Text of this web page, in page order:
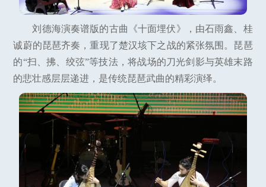
刘德海演奏谱版的古曲《十面埋伏》，由石雨鑫、桂
诚蔚的琵琶齐奏，重现了楚汉垓下之战的紧张氛围。琵琶
的“扫、拂、绞弦”等技法，将战场的刀光剑影与英雄末路
的悲壮感层层递进，是传统琵琶武曲的精彩演绎。